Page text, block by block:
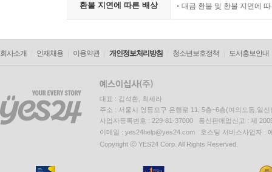
환불 지연에 따른 배상 대금 환불 및 환불 지연에
회사소개 인재채용 이용약관 개인정보처리방침 청소년보호정책 도서홍보안내
대표 : 김석환, 최세라
주소 : 서울시 영등포구 은행로 11, 5층~6층(여의도동,일신
사업자등록번호 : 229-81-37000 통신판매업신고 : 제
이메일 : yes24help@yes24.com 호스팅 서비스사업자 :
Copyright ⓒ YES24 Corp. All Rights Reserved.